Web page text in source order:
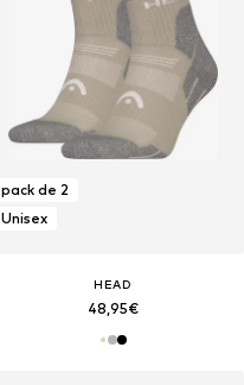
pack de 2
Unisex
HEAD
48,95€